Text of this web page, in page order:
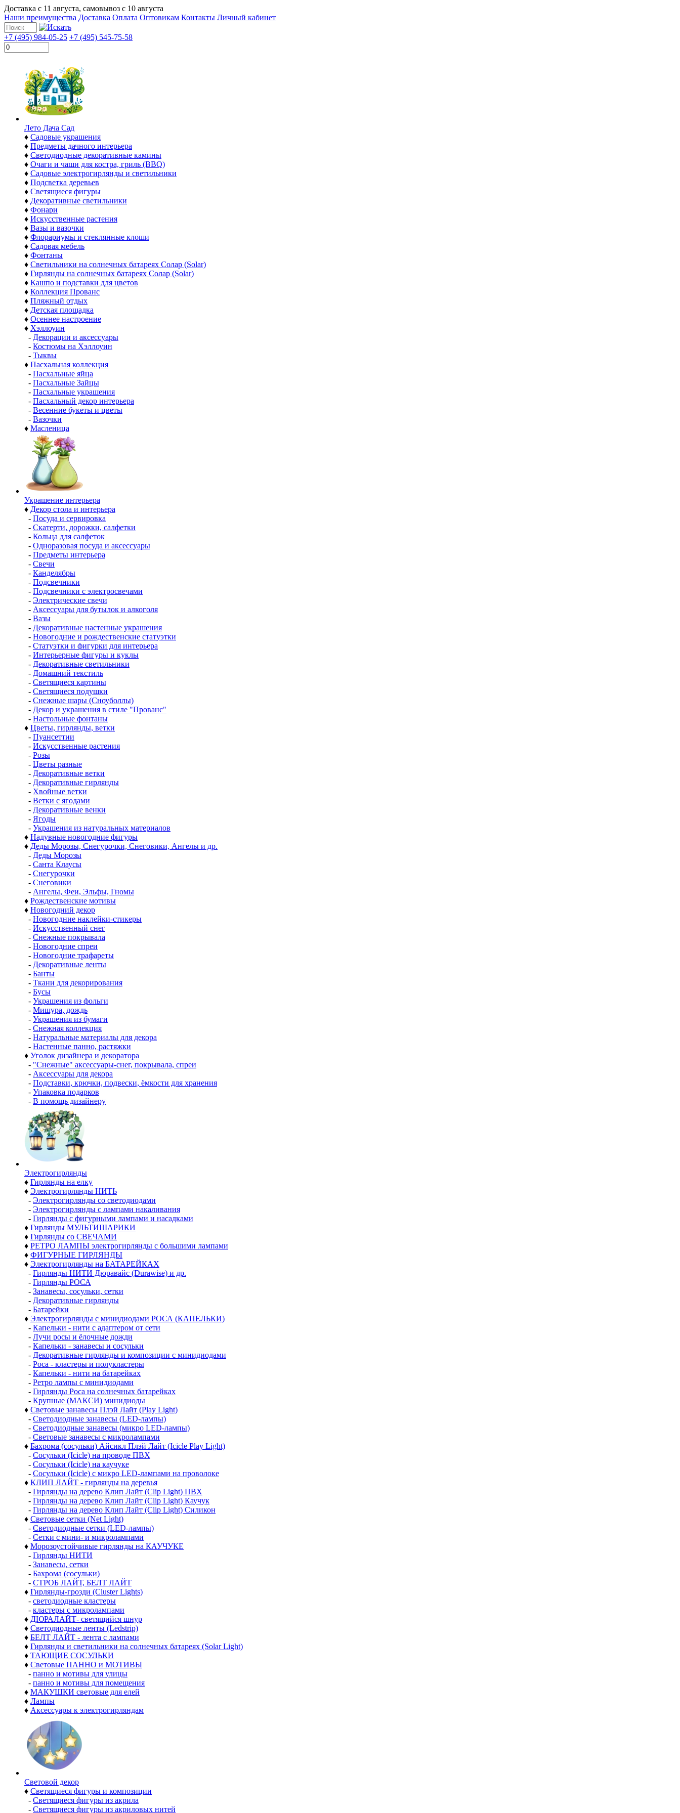
Доставка с 11 августа, самовывоз с 10 августа
Наши преимущества Доставка Оплата Оптовикам Контакты Личный кабинет
+7 (495) 984-05-25 +7 (495) 545-75-58
Лето Дача Сад
♦ Садовые украшения
♦ Предметы дачного интерьера
♦ Светодиодные декоративные камины
♦ Очаги и чаши для костра, гриль (BBQ)
♦ Садовые электрогирлянды и светильники
♦ Подсветка деревьев
♦ Светящиеся фигуры
♦ Декоративные светильники
♦ Фонари
♦ Искусственные растения
♦ Вазы и вазочки
♦ Флорариумы и стеклянные клоши
♦ Садовая мебель
♦ Фонтаны
♦ Светильники на солнечных батареях Солар (Solar)
♦ Гирлянды на солнечных батареях Солар (Solar)
♦ Кашпо и подставки для цветов
♦ Коллекция Прованс
♦ Пляжный отдых
♦ Детская площадка
♦ Осеннее настроение
♦ Хэллоуин
- Декорации и аксессуары
- Костюмы на Хэллоуин
- Тыквы
♦ Пасхальная коллекция
- Пасхальные яйца
- Пасхальные Зайцы
- Пасхальные украшения
- Пасхальный декор интерьера
- Весенние букеты и цветы
- Вазочки
♦ Масленица
Украшение интерьера
♦ Декор стола и интерьера
- Посуда и сервировка
- Скатерти, дорожки, салфетки
- Кольца для салфеток
- Одноразовая посуда и аксессуары
- Предметы интерьера
- Свечи
- Канделябры
- Подсвечники
- Подсвечники с электросвечами
- Электрические свечи
- Аксессуары для бутылок и алкоголя
- Вазы
- Декоративные настенные украшения
- Новогодние и рождественские статуэтки
- Статуэтки и фигурки для интерьера
- Интерьерные фигуры и куклы
- Декоративные светильники
- Домашний текстиль
- Светящиеся картины
- Светящиеся подушки
- Снежные шары (Сноуболлы)
- Декор и украшения в стиле "Прованс"
- Настольные фонтаны
♦ Цветы, гирлянды, ветки
- Пуансеттии
- Искусственные растения
- Розы
- Цветы разные
- Декоративные ветки
- Декоративные гирлянды
- Хвойные ветки
- Ветки с ягодами
- Декоративные венки
- Ягоды
- Украшения из натуральных материалов
♦ Надувные новогодние фигуры
♦ Деды Морозы, Снегурочки, Снеговики, Ангелы и др.
- Деды Морозы
- Санта Клаусы
- Снегурочки
- Снеговики
- Ангелы, Феи, Эльфы, Гномы
♦ Рождественские мотивы
♦ Новогодний декор
- Новогодние наклейки-стикеры
- Искусственный снег
- Снежные покрывала
- Новогодние спреи
- Новогодние трафареты
- Декоративные ленты
- Банты
- Ткани для декорирования
- Бусы
- Украшения из фольги
- Мишура, дождь
- Украшения из бумаги
- Снежная коллекция
- Натуральные материалы для декора
- Настенные панно, растяжки
♦ Уголок дизайнера и декоратора
- "Снежные" аксессуары-снег, покрывала, спреи
- Аксессуары для декора
- Подставки, крючки, подвески, ёмкости для хранения
- Упаковка подарков
- В помощь дизайнеру
Электро­гирлянды
♦ Гирлянды на елку
♦ Электрогирлянды НИТЬ
- Электрогирлянды со светодиодами
- Электрогирлянды с лампами накаливания
- Гирлянды с фигурными лампами и насадками
♦ Гирлянды МУЛЬТИШАРИКИ
♦ Гирлянды со СВЕЧАМИ
♦ РЕТРО ЛАМПЫ электрогирлянды с большими лампами
♦ ФИГУРНЫЕ ГИРЛЯНДЫ
♦ Электрогирлянды на БАТАРЕЙКАХ
- Гирлянды НИТИ Дюравайс (Durawise) и др.
- Гирлянды РОСА
- Занавесы, сосульки, сетки
- Декоративные гирлянды
- Батарейки
♦ Электрогирлянды с минидиодами РОСА (КАПЕЛЬКИ)
- Капельки - нити с адаптером от сети
- Лучи росы и ёлочные дожди
- Капельки - занавесы и сосульки
- Декоративные гирлянды и композиции с минидиодами
- Роса - кластеры и полукластеры
- Капельки - нити на батарейках
- Ретро лампы с минидиодами
- Гирлянды Роса на солнечных батарейках
- Крупные (МАКСИ) минидиоды
♦ Световые занавесы Плэй Лайт (Play Light)
- Светодиодные занавесы (LED-лампы)
- Светодиодные занавесы (микро LED-лампы)
- Световые занавесы с микролампами
♦ Бахрома (сосульки) Айсикл Плэй Лайт (Icicle Play Light)
- Сосульки (Icicle) на проводе ПВХ
- Сосульки (Icicle) на каучуке
- Сосульки (Icicle) с микро LED-лампами на проволоке
♦ КЛИП ЛАЙТ - гирлянды на деревья
- Гирлянды на дерево Клип Лайт (Clip Light) ПВХ
- Гирлянды на дерево Клип Лайт (Clip Light) Каучук
- Гирлянды на дерево Клип Лайт (Clip Light) Силикон
♦ Световые сетки (Net Light)
- Светодиодные сетки (LED-лампы)
- Сетки с мини- и микролампами
♦ Морозоустойчивые гирлянды на КАУЧУКЕ
- Гирлянды НИТИ
- Занавесы, сетки
- Бахрома (сосульки)
- СТРОБ ЛАЙТ, БЕЛТ ЛАЙТ
♦ Гирлянды-грозди (Cluster Lights)
- светодиодные кластеры
- кластеры с микролампами
♦ ДЮРАЛАЙТ- светящийся шнур
♦ Светодиодные ленты (Ledstrip)
♦ БЕЛТ ЛАЙТ - лента с лампами
♦ Гирлянды и светильники на солнечных батареях (Solar Light)
♦ ТАЮЩИЕ СОСУЛЬКИ
♦ Световые ПАННО и МОТИВЫ
- панно и мотивы для улицы
- панно и мотивы для помещения
♦ МАКУШКИ световые для елей
♦ Лампы
♦ Аксессуары к электрогирляндам
Световой декор
♦ Светящиеся фигуры и композиции
- Светящиеся фигуры из акрила
- Светящиеся фигуры из акриловых нитей